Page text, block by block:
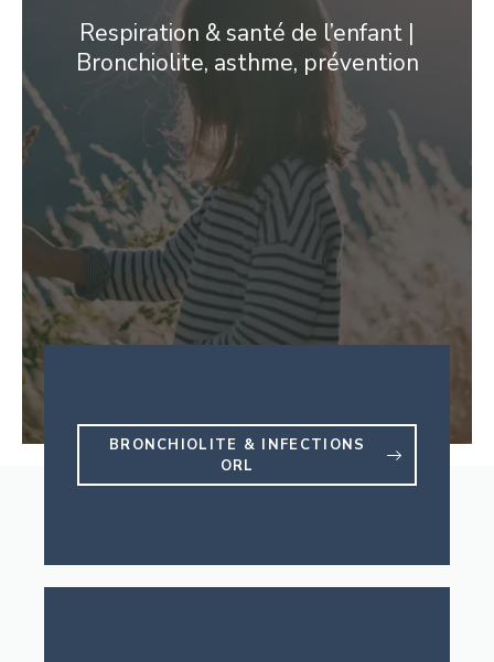
Respiration & santé de l’enfant |
Bronchiolite, asthme, prévention
BRONCHIOLITE & INFECTIONS
ORL